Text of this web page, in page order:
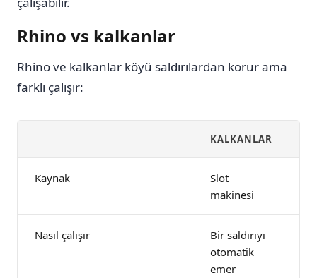
Rhino vs kalkanlar
Rhino ve kalkanlar köyü saldırılardan korur ama
farklı çalışır:
KALKANLAR
Kaynak
Slot
makinesi
Nasıl çalışır
Bir saldırıyı
otomatik
emer